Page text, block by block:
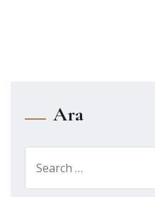
Ara
for: